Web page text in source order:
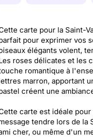
carte pour la Saint-
pour exprimer vos
élégants volent,
roses délicates et les
romantique à
marron, apportant
créent une
carte est idéale
tendre lors de la
cher, ou même d'un